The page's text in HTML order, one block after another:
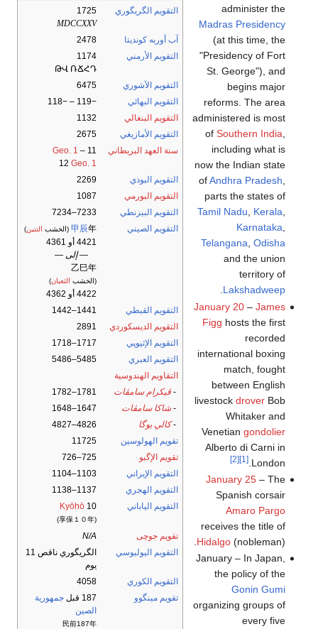
التقويم الگريگوري
1725
MDCCXXV
آب أوربه كونديتا
2478
التقويم الأرمني
1174
ԹՎ ՌՃՀԴ
التقويم الآشوري
6475
التقويم البهائي
−119 – −118
التقويم البنغالي
1132
التقويم الأمازيغي
2675
سنة العهد البريطاني
11
Geo. 1 –
12 Geo. 1
التقويم البوذي
2269
التقويم البورمي
1087
التقويم البيزنطي
7233–7234
التقويم الصيني
甲辰年 (الخشب التنين)
4421 أو 4361
— إلى —
乙巳年
(الخشب الثعبان)
4422 أو 4362
التقويم القبطي
1441–1442
التقويم الديسكوردي
2891
التقويم الإثيوپي
1717–1718
التقويم العبري
5485–5486
التقاويم الهندوسية
- ڤيكرام سامڤات
1781–1782
-شاكا سامڤات
1647–1648
-كالي يوگا
4826–4827
تقويم الهولوسين
11725
تقويم الإگبو
725–726
التقويم الإيراني
1103–1104
التقويم الهجري
1137–1138
التقويم الياباني
Kyōhō 10
(享保１０年)
تقويم جوچى
N/A
التقويم اليوليوسي
الگريگوري ناقص 11
يوم
التقويم الكوري
4058
تقويم مينگوو
187 قبل
جمهورية
الصين
民前187年
administer the
Madras Presidency
(at this time, the
"Presidency of Fort
St. George"), and
begins major
reforms. The area
administered is most
of Southern India
including what is
now the Indian state
ofAndhra Pradesh
parts the states of
Tamil Nadu
Kerala
Karnataka
Telangana Odisha
and the union
territory of
Lakshadweep
January 20– James
Figg hosts the first
recorded
international boxing
match, fought
between English
livestock droverBob
Whitaker and
Venetian gondolier
Alberto di Carni in
London.
[1]
[2]
January 25– The
Spanish corsair
Amaro Pargo
receives the title of
Hidalgo(nobleman).
January – In Japan,
the policy of the
Gonin Gumi
organizing groups of
every five